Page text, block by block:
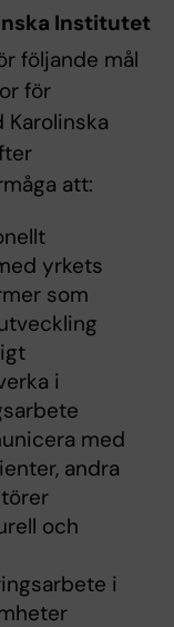
Institutet
följande mål
för
att:
yrkets
som
i
med
andra
och
i